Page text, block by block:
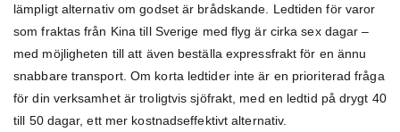
lämpligt alternativ om godset är brådskande. Ledtiden för varor
som fraktas från Kina till Sverige med flyg är cirka sex dagar –
med möjligheten till att även beställa expressfrakt för en ännu
snabbare transport. Om korta ledtider inte är en prioriterad fråga
för din verksamhet är troligtvis sjöfrakt, med en ledtid på drygt 40
till 50 dagar, ett mer kostnadseffektivt alternativ.